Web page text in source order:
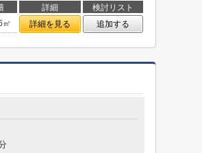
詳細
検討リスト
㎡ 詳細を見る 追加する